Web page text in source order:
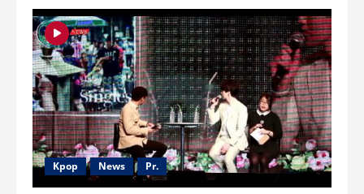
เตรียม
เฮ!!!
ดังๆ
ก็
จะ
คิด
ถึง
หน่อยๆ
‘ลุง
ยม’
เรียก
คืน
หัวใจ
สาว
ไทย
ใน
รอบ
9
ปี
Kpop News Pr.